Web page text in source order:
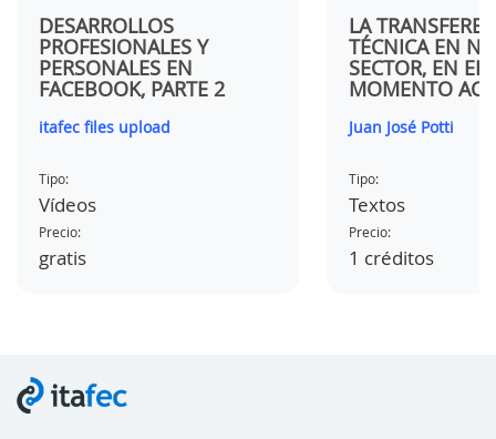
DESARROLLOS
PROFESIONALES Y
PERSONALES EN
FACEBOOK, PARTE 2
itafec files upload
Tipo:
Vídeos
Precio:
gratis
LA
TÉCNICA EN
SECTOR, EN EL
MOMENTO
Juan José Potti
Tipo:
Textos
Precio:
1 créditos